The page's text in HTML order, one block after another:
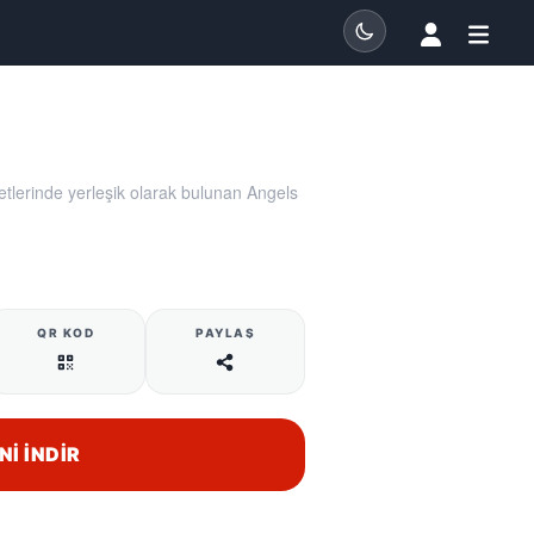
yerleşik olarak bulunan Angels
QR KOD PAYLAŞ
İNDIR